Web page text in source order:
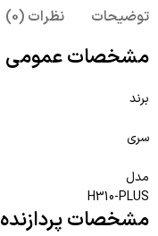
توضیحات نظرات (0)
مشخصات عمومی
برند
سری
مدل
H310-PLUS
مشخصات پردازنده